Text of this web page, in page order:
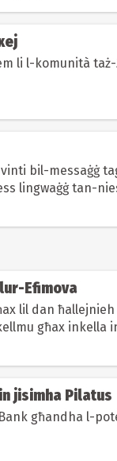
li l-komunità
bil-messaġġ
lingwaġġ tan-
Efimova
lil dan ħallejnieh
għax inkella
jisimha Pilatus
għandha l-